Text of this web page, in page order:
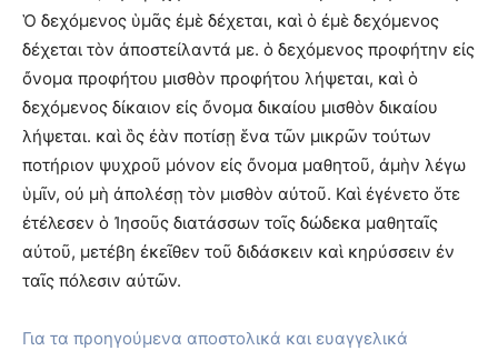
Ὁ δεχόμενος ὑμᾶς ἐμὲ δέχεται, καὶ ὁ ἐμὲ δεχόμενος
δέχεται τὸν ἀποστείλαντά με. ὁ δεχόμενος προφήτην εἰς
ὄνομα προφήτου μισθὸν προφήτου λήψεται, καὶ ὁ
δεχόμενος δίκαιον εἰς ὄνομα δικαίου μισθὸν δικαίου
λήψεται. καὶ ὃς ἐὰν ποτίσῃ ἕνα τῶν μικρῶν τούτων
ποτήριον ψυχροῦ μόνον εἰς ὄνομα μαθητοῦ, ἀμὴν λέγω
ὑμῖν, οὐ μὴ ἀπολέσῃ τὸν μισθὸν αὐτοῦ. Καὶ ἐγένετο ὅτε
ἐτέλεσεν ὁ Ἰησοῦς διατάσσων τοῖς δώδεκα μαθηταῖς
αὐτοῦ, μετέβη ἐκεῖθεν τοῦ διδάσκειν καὶ κηρύσσειν ἐν
ταῖς πόλεσιν αὐτῶν.
Για τα προηγούμενα αποστολικά και ευαγγελικά